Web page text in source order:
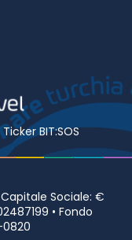
Ticker BIT:SOS
Sociale: €
• Fondo
0820